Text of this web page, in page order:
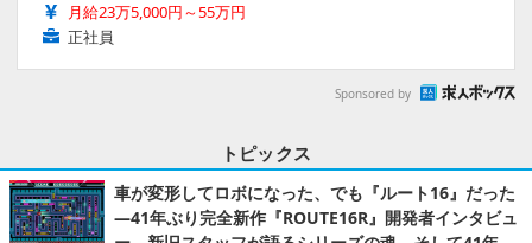
月給23万5,000円～55万円
正社員
Sponsored by
トピックス
車が変形してロボになった、でも『ルート16』だった
―41年ぶり完全新作『ROUTE16R』開発者インタビュ